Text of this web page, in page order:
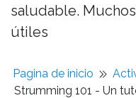
saludable.
útiles
Pagina de inicio
Strumming 101 - Un